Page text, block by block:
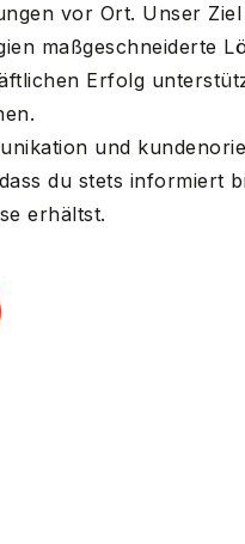
vor Ort. Unser Ziel
maßgeschneiderte
Erfolg
und
du stets informiert
erhältst.